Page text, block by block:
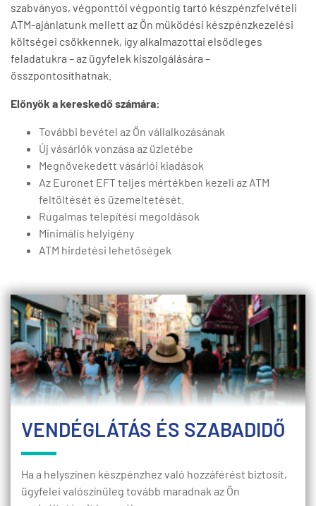
szabványos, végponttól végpontig tartó készpénzfelvételi
ATM-ajánlatunk mellett az Ön működési készpénzkezelési
költségei csökkennek, így alkalmazottai elsődleges
feladatukra – az ügyfelek kiszolgálására –
összpontosíthatnak.
Előnyök a kereskedő számára:
További bevétel az Ön vállalkozásának
Új vásárlók vonzása az üzletébe
Megnövekedett vásárlói kiadások
Az Euronet EFT teljes mértékben kezeli az ATM
feltöltését és üzemeltetését.
Rugalmas telepítési megoldások
Minimális helyigény
ATM hirdetési lehetőségek
VENDÉGLÁTÁS ÉS SZABADIDŐ
Ha a helyszínen készpénzhez való hozzáférést biztosít,
ügyfelei valószínűleg tovább maradnak az Ön